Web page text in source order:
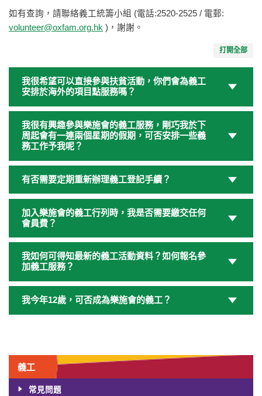
義工
常見問題
如有查詢，請聯絡義工統籌小組 (電話:2520-2525 / 電郵:
volunteer@oxfam.org.hk )，謝謝。
打開全部
我很希望可以直接參與扶貧活動，你們會為義工
安排於海外的項目點服務嗎？
我很有興趣參與樂施會的義工服務，剛巧我於下
周起會有一連兩個星期的假期，可否安排一些義
務工作予我呢？
有否需要定期重新辦理義工登記手續？
加入樂施會的義工行列時，我是否需要繳交任何
會員費？
我如何可得知最新的義工活動資料？如何報名參
加義工服務？
我今年12歲，可否成為樂施會的義工？